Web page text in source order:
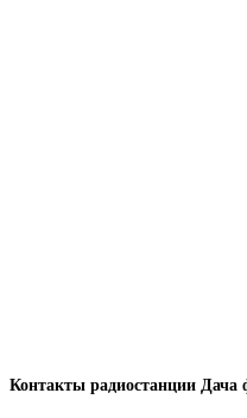
Контакты радиостанции